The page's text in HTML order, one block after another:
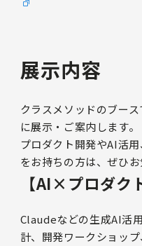
展示内容
クラスメソッドのブー
に展示・ご案内します。
プロダクト開発やAI活
をお持ちの方は、ぜひ
【AI×プロダク
Claudeなどの生成AI活
計、開発ワークショッ